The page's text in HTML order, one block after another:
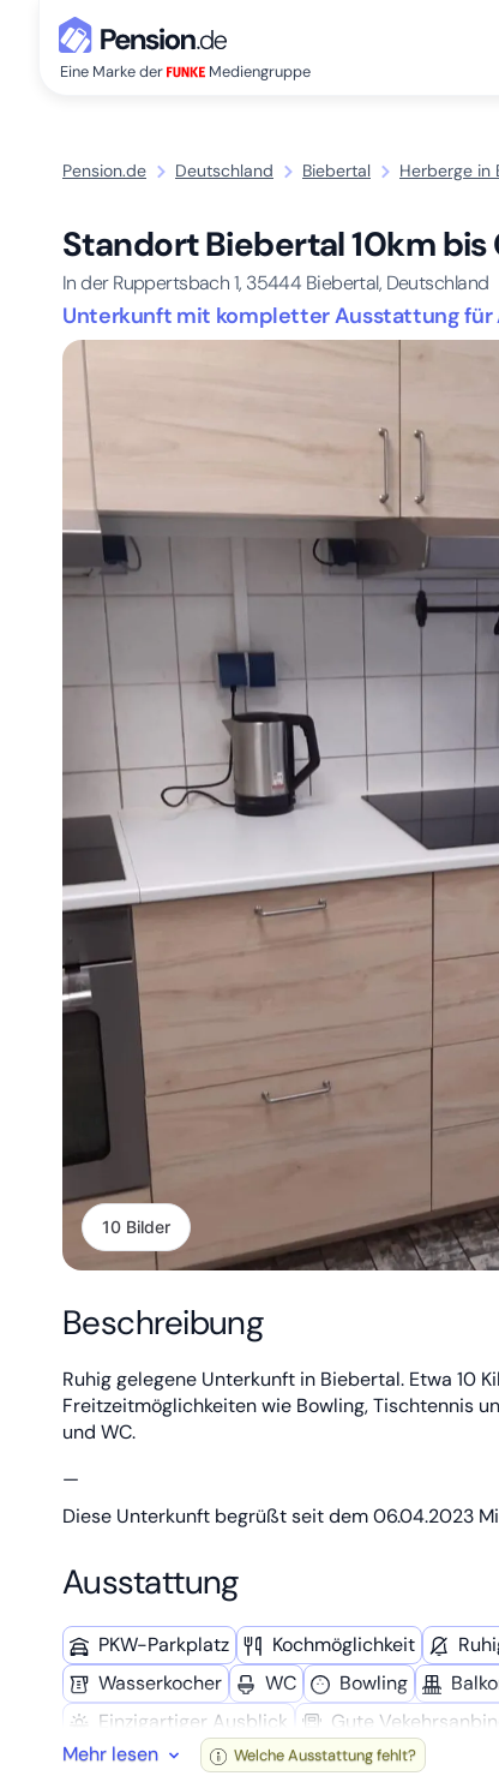
Eine Marke der Mediengruppe
Pension.de Deutschland Biebertal Herberge in
Standort Biebertal 10km
In der Ruppertsbach 1, 35444 Biebertal, Deutschland
Unterkunft mit kompletter Ausstattung
10 Bilder
Beschreibung
Ruhig gelegene Unterkunft in Biebertal. Etwa 10
Freitzeitmöglichkeiten wie Bowling, Tischtennis
und WC.
—
Diese Unterkunft begrüßt seit dem 06.04.2023
Ausstattung
PKW-Parkplatz Kochmöglich­keit
Wasserkocher
WC Bowling
Einzigartiger Ausblick
Gute
Gemeinschafts­bad
Reinigungsmittel
Mehr lesen Welche Ausstattung fehlt?